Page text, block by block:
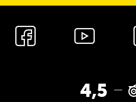
Media
społecznościowe
Ocena
4,5